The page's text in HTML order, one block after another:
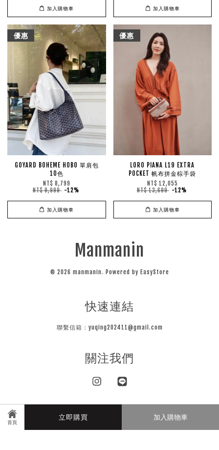
首頁
立即購買 加入購物車
加入購物車 加入購物車
優惠
GOYARD BOHEME HOBO 單肩包
10色
NT$ 8,799
NT$ 9,999 -12%
加入購物車
優惠
LORO PIANA L19 EXTRA
POCKET 帆布拼金棕手袋
NT$ 12,055
NT$ 13,699 -12%
加入購物車
Manmanin
© 2026 manmanin. Powered by EasyStore
快速連結
聯繫信箱：yuqing202411@gmail.com
關注我們
Instagram
JCB